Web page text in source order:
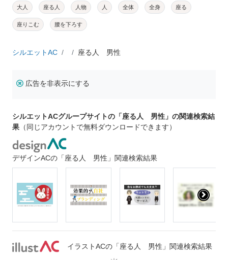
大人 座る人 人物 人 全体 全身 座る
座りこむ 腰を下ろす
シルエットAC 座る人 男性
広告を非表示にする
シルエットACグループサイトの「座る人 男性」の関連検索結
果 （同じアカウントで無料ダウンロードできます）
デザインACの「座る人 男性」関連検索結果
イラストACの「座る人 男性」関連検索結果